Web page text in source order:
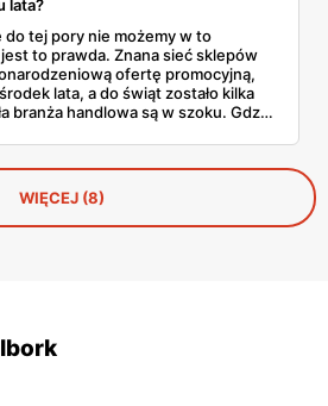
lata?
do tej pory nie możemy w to
to prawda. Znana sieć sklepów
ofertę promocyjną,
lata, a do świąt zostało kilka
branża handlowa są w szoku. Gdzie
WIĘCEJ (8)